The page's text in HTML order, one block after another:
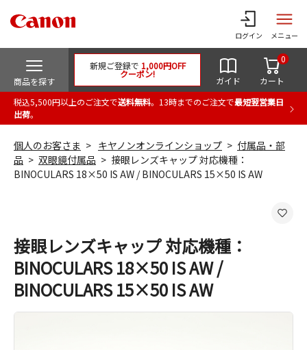
ログイン メニュー
商品を探す
新規ご登録で 1,000円OFF
クーポン!
ガイド カート
0
税込5,500円以上のご注文で送料無料。13時までのご注文で最短翌営業日
出荷。
個人のお客さま キヤノンオンラインショップ
付属品・部
品
双眼鏡付属品
接眼レンズキャップ 対応機種：
BINOCULARS 18×50 IS AW / BINOCULARS 15×50 IS AW
接眼レンズキャップ 対応機種：
BINOCULARS 18×50 IS AW /
BINOCULARS 15×50 IS AW